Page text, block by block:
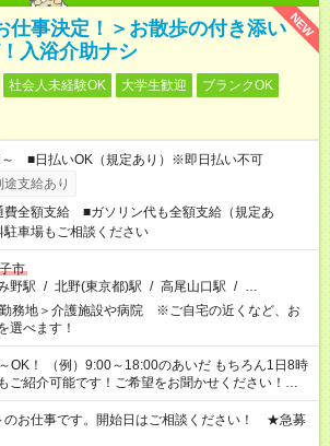
NEW
仕事決定！＞お散歩の付き添い
入浴介助ナシ
社会人未経験OK 大学生歓迎
ブランクOK
■日払いOK（規定あり）※即日払い不可
支給あり
費全額支給 ■ガソリン代も全額支給（規定あ
車場もご相談ください
市
野駅 / 北野(東京都)駅 / 高尾山口駅 / …
勤務地＞介護施設や病院 ※ご自宅の近くなど、お
選べます！
OK！ （例）9:00～18:00のあいだ もちろん1日8時
ご紹介可能です！ご希望をお聞かせください！★家
休みが必要な場合も遠慮なくご相談ください。 ※
以上の勤務が必要です
のお仕事です。開始日はご相談ください！ ★急募